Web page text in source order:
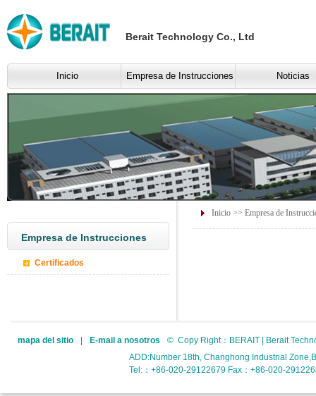
Berait Technology Co., Ltd
Inicio Empresa de Instrucciones Noticias
Empresa de Instrucciones
Certificados
Inicio >> Empresa de
mapa del sitio E-mail a nosotros
© Copy Right：BERAIT | Berait
ADD:Number 18th, Changhong Industrial
Tel:：+86-020-29122679 Fax：+86-020-